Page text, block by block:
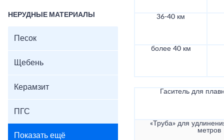
НЕРУДНЫЕ МАТЕРИАЛЫ
Песок
Щебень
Керамзит
ПГС
Показать ещё
36-40 км
более 40 км
Гаситель для
«Труба» для
метров